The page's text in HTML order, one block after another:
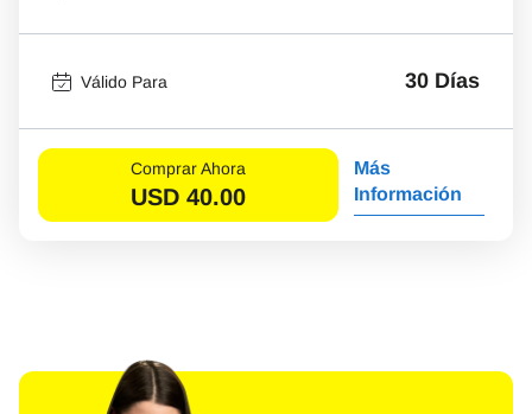
Válido Para 30 Días
Comprar Ahora
USD 40.00
Más
Información